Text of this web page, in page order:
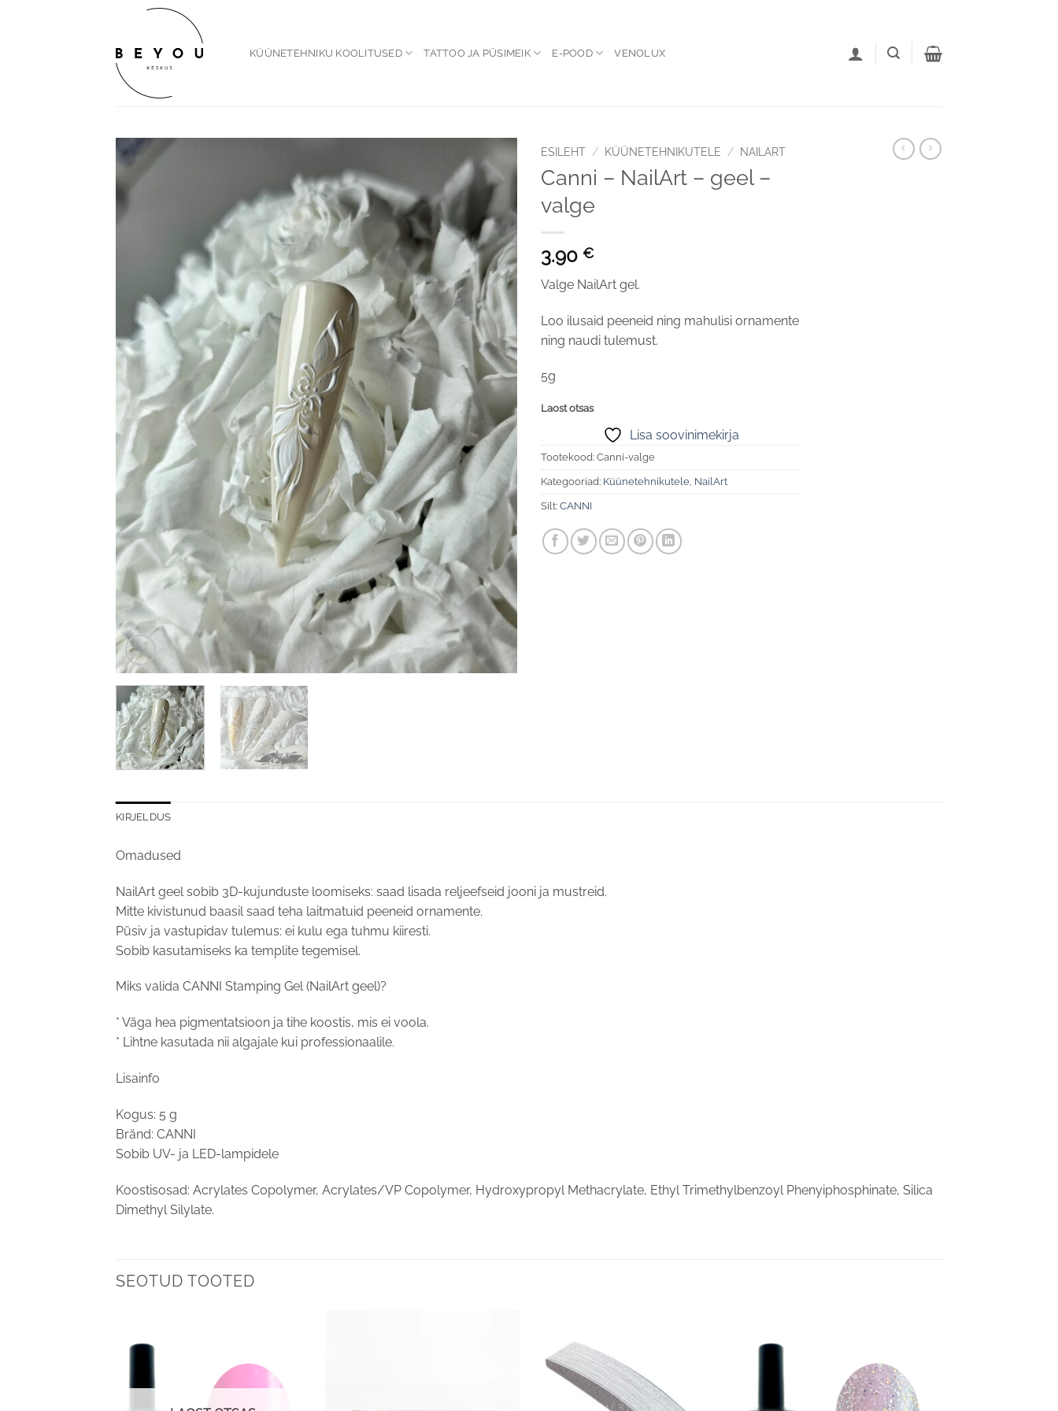
KÜÜNETEHNIKU KOOLITUSED TATTOO JA PÜSIMEIK E-POOD VENOLUX
Lisa
soovinimekirja
ESILEHT / KÜÜNETEHNIKUTELE / NAILART
Canni – NailArt – geel –
valge
3.90 €
Valge NailArt gel.
Loo ilusaid peeneid ning mahulisi ornamente
ning naudi tulemust.
5g
Laost otsas
Lisa soovinimekirja
Tootekood: Canni-valge
Kategooriad: Küünetehnikutele NailArt
Silt: CANNI
KIRJELDUS
Omadused
NailArt geel sobib 3D-kujunduste loomiseks: saad lisada reljeefseid jooni ja mustreid.
Mitte kivistunud baasil saad teha laitmatuid peeneid ornamente.
Püsiv ja vastupidav tulemus: ei kulu ega tuhmu kiiresti.
Sobib kasutamiseks ka templite tegemisel.
Miks valida CANNI Stamping Gel (NailArt geel)?
* Väga hea pigmentatsioon ja tihe koostis, mis ei voola.
* Lihtne kasutada nii algajale kui professionaalile.
Lisainfo
Kogus: 5 g
Bränd: CANNI
Sobib UV- ja LED-lampidele
Koostisosad: Acrylates Copolymer, Acrylates/VP Copolymer, Hydroxypropyl Methacrylate, Ethyl Trimethylbenzoyl Phenyiphosphinate, Silica
Dimethyl Silylate.
SEOTUD TOOTED
soovinimekirja
soovinimekirja